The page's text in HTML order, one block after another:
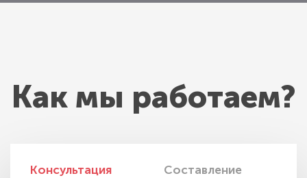
Как мы работаем?
Консультация
Составление